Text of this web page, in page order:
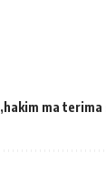
hakim ma terima